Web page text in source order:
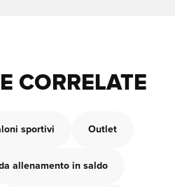
CORRELATE
sportivi Outlet
allenamento in saldo